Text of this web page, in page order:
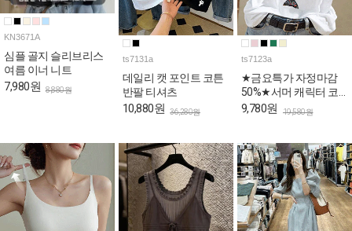
KN3671A
심플 골지 슬리브리스
여름 이너 니트
7,980원 8,880원
ts7131a
데일리 캣 포인트 코튼
반팔 티셔츠
10,880원 36,280원
ts7123a
★금요특가 자정마감
50%★서머 캐릭터 코
튼 반팔 티셔츠
9,780원 19,580원